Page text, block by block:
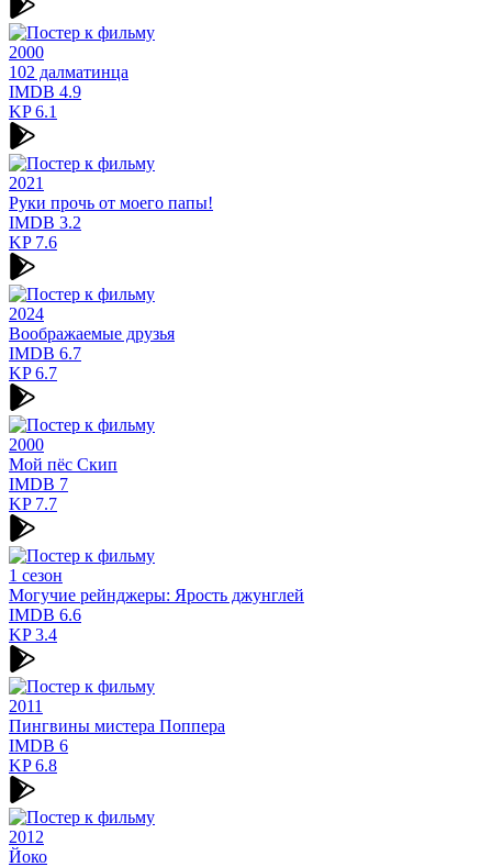
2000
102 далматинца
IMDB 4.9
KP6.1
2021
Руки прочь от моего папы!
IMDB 3.2
KP7.6
2024
Воображаемые друзья
IMDB 6.7
KP6.7
2000
Мой пёс Скип
IMDB 7
KP7.7
1 сезон
Могучие рейнджеры: Ярость джунглей
IMDB 6.6
KP3.4
2011
Пингвины мистера Поппера
IMDB 6
KP6.8
2012
Йоко